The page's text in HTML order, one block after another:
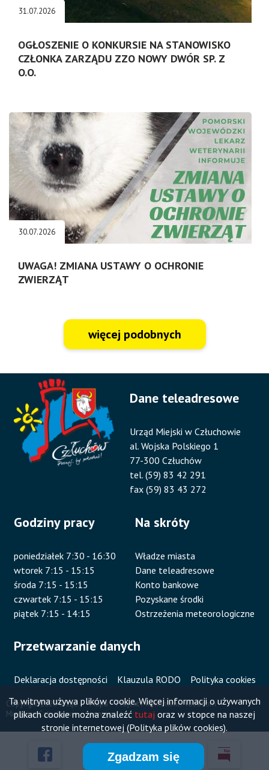
Ta witryna używa plików cookie. Więcej informacji o używanych
plikach cookie można znaleźć tutaj oraz w stopce na naszej
stronie internetowej (Polityka plików cookies).
Zgadzam się
31.07.2026
OGŁOSZENIE O KONKURSIE NA STANOWISKO
CZŁONKA ZARZĄDU ZZO NOWY DWÓR SP. Z
O.O.
30.07.2026
UWAGA! ZMIANA USTAWY O OCHRONIE
ZWIERZĄT
więcej podobnych
Dane teleadresowe
Urząd Miejski w Człuchowie
al. Wojska Polskiego 1
77-300 Człuchów
tel. (59) 83 42 291
fax (59) 83 43 272
Godziny pracy
poniedziałek 7:30 - 16:30
wtorek 7:15 - 15:15
środa 7:15 - 15:15
czwartek 7:15 - 15:15
piątek 7:15 - 14:15
Na skróty
Władze miasta
Dane teleadresowe
Konto bankowe
Pozyskane środki
Ostrzeżenia meteorologiczne
Przetwarzanie danych
Deklaracja dostępności Klauzula RODO Polityka cookies
Copyright 2020 Urząd
Miejski w Człuchowie
Stopka
Mapa
serwisu
Projekt i wykonanie:Vobacom
Przyklejone
Otworzy
Otworzy
Otworzy